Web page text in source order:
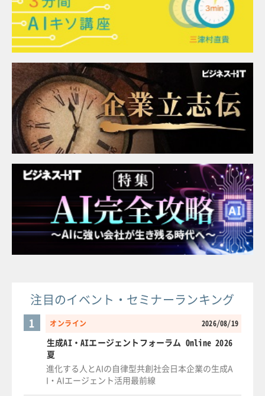
注目のイベント・セミナーランキング
オンライン 2026/08/19
1
生成AI・AIエージェントフォーラム Online 2026
夏
進化する人とAIの自律型共創社会日本企業の生成A
I・AIエージェント活用最前線